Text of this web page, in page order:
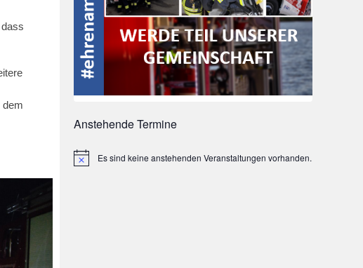
dem
Anstehende Termine
HinweisEs sind keine anstehenden Veranstaltungen vorhanden.